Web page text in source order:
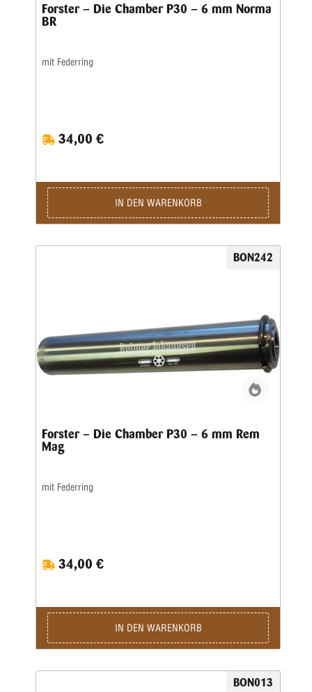
Forster – Die Chamber P30 – 6 mm Norma
BR
mit Federring
34,00 €
IN DEN WARENKORB
BON242
Forster – Die Chamber P30 – 6 mm Rem
Mag
mit Federring
34,00 €
IN DEN WARENKORB
BON013